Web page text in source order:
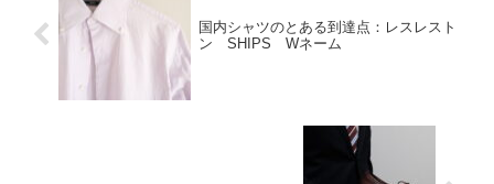
国内シャツのとある到達点：レスレスト
ン SHIPS Wネーム